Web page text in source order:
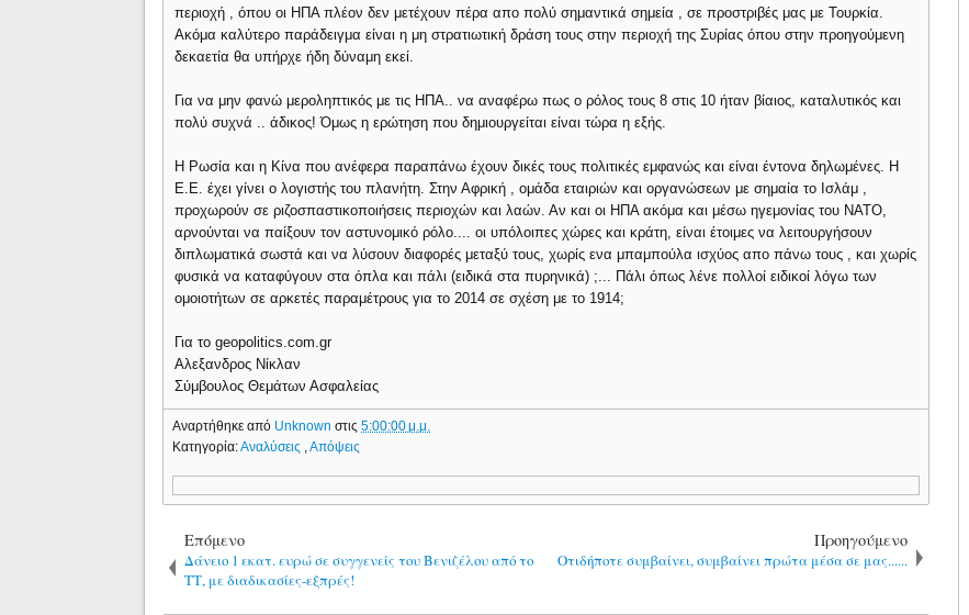
περιοχή , όπου οι ΗΠΑ πλέον δεν μετέχουν πέρα απο πολύ σημαντικά σημεία , σε προστριβές μας με Τουρκία.
Ακόμα καλύτερο παράδειγμα είναι η μη στρατιωτική δράση τους στην περιοχή της Συρίας όπου στην προηγούμενη
δεκαετία θα υπήρχε ήδη δύναμη εκεί.
Για να μην φανώ μεροληπτικός με τις ΗΠΑ.. να αναφέρω πως ο ρόλος τους 8 στις 10 ήταν βίαιος, καταλυτικός και
πολύ συχνά .. άδικος! Όμως η ερώτηση που δημιουργείται είναι τώρα η εξής.
Η Ρωσία και η Κίνα που ανέφερα παραπάνω έχουν δικές τους πολιτικές εμφανώς και είναι έντονα δηλωμένες. Η
Ε.Ε. έχει γίνει ο λογιστής του πλανήτη. Στην Αφρική , ομάδα εταιριών και οργανώσεων με σημαία το Ισλάμ ,
προχωρούν σε ριζοσπαστικοποιήσεις περιοχών και λαών. Αν και οι ΗΠΑ ακόμα και μέσω ηγεμονίας του ΝΑΤΟ,
αρνούνται να παίξουν τον αστυνομικό ρόλο.... οι υπόλοιπες χώρες και κράτη, είναι έτοιμες να λειτουργήσουν
διπλωματικά σωστά και να λύσουν διαφορές μεταξύ τους, χωρίς ενα μπαμπούλα ισχύος απο πάνω τους , και χωρίς
φυσικά να καταφύγουν στα όπλα και πάλι (ειδικά στα πυρηνικά) ;... Πάλι όπως λένε πολλοί ειδικοί λόγω των
ομοιοτήτων σε αρκετές παραμέτρους για το 2014 σε σχέση με το 1914;
Για το geopolitics.com.gr
Αλεξανδρος Νίκλαν
Σύμβουλος Θεμάτων Ασφαλείας
Αναρτήθηκε από Unknownστις5:00:00 μ.μ.
Κατηγορία:Αναλύσεις ,Απόψεις
Επόμενο
Δάνειο 1 εκατ. ευρώ σε συγγενείς του Βενιζέλου από το
ΤΤ, με διαδικασίες-εξπρές!
Προηγούμενο
Οτιδήποτε συμβαίνει, συμβαίνει πρώτα μέσα σε μας......